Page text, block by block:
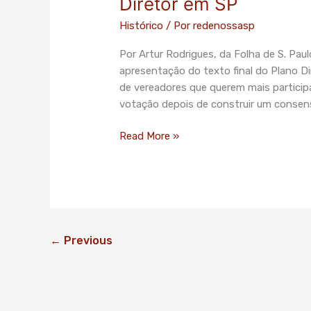
Histórico / Porredenossasp
Por Artur Rodrigues, da Folha de S.
apresentação do texto final do Plano
de vereadores que querem mais
votação depois de construir um
Read More »
← Previous